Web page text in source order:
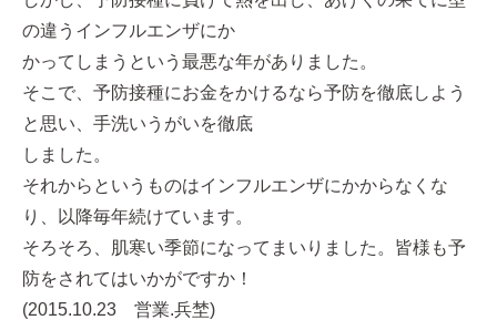
の違うインフルエンザにか
かってしまうという最悪な年がありました。
そこで、予防接種にお金をかけるなら予防を徹底しよう
と思い、手洗いうがいを徹底
しました。
それからというものはインフルエンザにかからなくな
り、以降毎年続けています。
そろそろ、肌寒い季節になってまいりました。皆様も予
防をされてはいかがですか！
(2015.10.23 営業.兵埜)